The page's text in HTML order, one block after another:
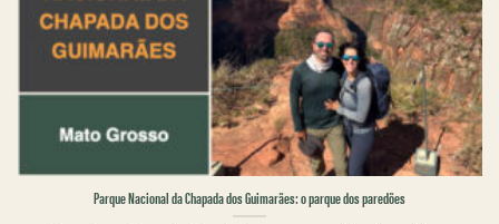
Parque Nacional da Chapada dos Guimarães: o parque dos paredões